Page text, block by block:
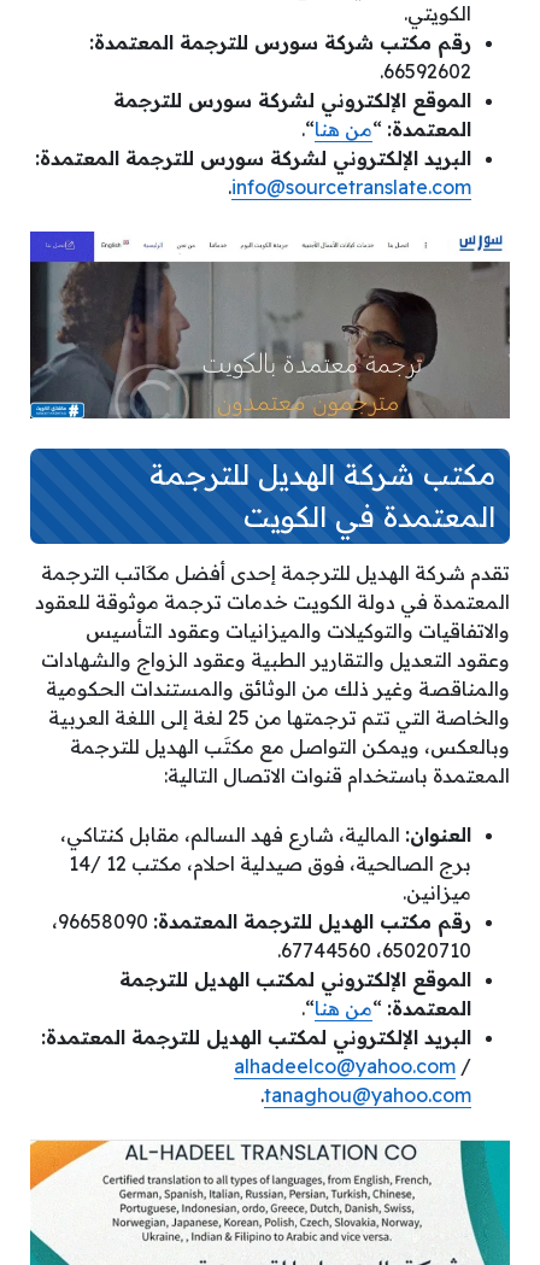
الكويتي.
رقم مكتب شركة سورس للترجمة المعتمدة:
66592602
.
الموقع الإلكتروني لشركة سورس للترجمة
المعتمدة: “من هنا“.
البريد الإلكتروني لشركة سورس للترجمة المعتمدة:
info@sourcetranslate.com
.
مكتب شركة الهديل للترجمة
المعتمدة في الكويت
تقدم شركة الهديل للترجمة إحدى أفضل مكَاتب الترجمة
المعتمدة في دولة الكويت خدمات ترجمة موثوقة للعقود
والاتفاقيات والتوكيلات والميزانيات وعقود التأسيس
وعقود التعديل والتقارير الطبية وعقود الزواج والشهادات
والمناقصة وغير ذلك من الوثائق والمستندات الحكومية
والخاصة التي تتم ترجمتها من 25 لغة إلى اللغة العربية
وبالعكس، ويمكن التواصل مع مكتَب الهديل للترجمة
المعتمدة باستخدام قنوات الاتصال التالية:
العنوان: المالية، شارع فهد السالم، مقابل كنتاكي،
برج الصالحية، فوق صيدلية احلام، مكتب 12 /14
ميزانين.
رقم مكتب الهديل للترجمة المعتمدة:
96658090،
65020710، 67744560.
الموقع الإلكتروني لمكتب الهديل للترجمة
المعتمدة: “من هنا“.
البريد الإلكتروني لمكتب الهديل للترجمة المعتمدة:
alhadeelco@yahoo.com /
tanaghou@yahoo.com
.